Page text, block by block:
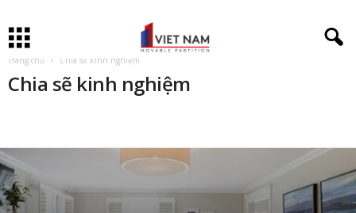
Trang chủ Chia sẽ kinh nghiệm
Chia sẽ kinh nghiệm